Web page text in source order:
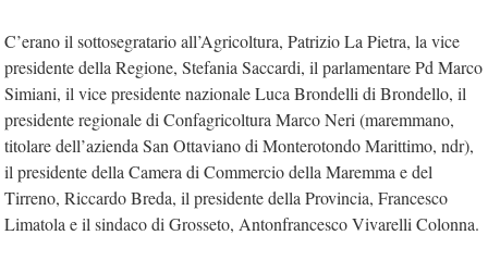
C’erano il sottosegratario all’Agricoltura, Patrizio La Pietra, la vice
presidente della Regione, Stefania Saccardi, il parlamentare Pd Marco
Simiani, il vice presidente nazionale Luca Brondelli di Brondello, il
presidente regionale di Confagricoltura Marco Neri (maremmano,
titolare dell’azienda San Ottaviano di Monterotondo Marittimo, ndr),
il presidente della Camera di Commercio della Maremma e del
Tirreno, Riccardo Breda, il presidente della Provincia, Francesco
Limatola e il sindaco di Grosseto, Antonfrancesco Vivarelli Colonna.